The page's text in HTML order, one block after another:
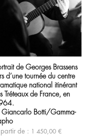
de Georges Brassens
d’une tournée du centre
national itinérant
Tréteaux de France, en
Botti/Gamma-
de : 1 450,00 €